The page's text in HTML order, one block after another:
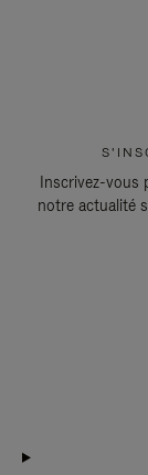
Inscrivez-
notre actualité